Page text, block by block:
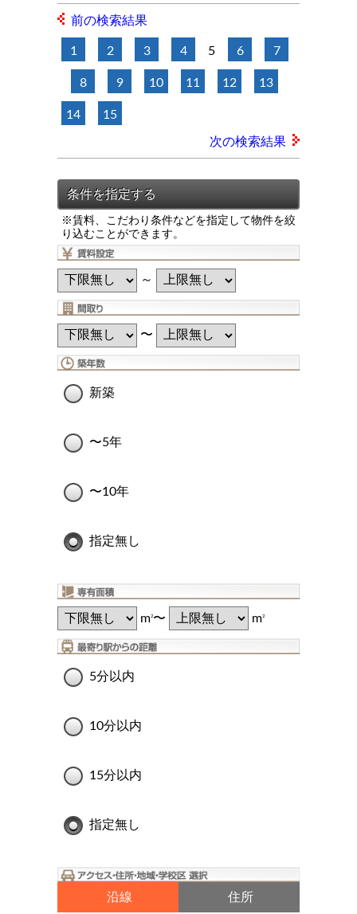
前の検索結果
1 2 3 4 5 6 7
8 9 10 11 12 13
14 15
次の検索結果
※賃料、こだわり条件などを指定して物件を絞
り込むことができます。
～
〜
新築
〜5年
〜10年
指定無し
m2〜 m2
5分以内
10分以内
15分以内
指定無し
沿線 住所